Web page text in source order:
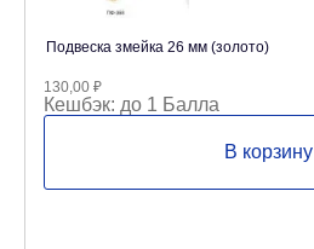
Подвеска змейка 26 мм (золото)
130,00 ₽
Кешбэк: до 1 Балла
В корзину